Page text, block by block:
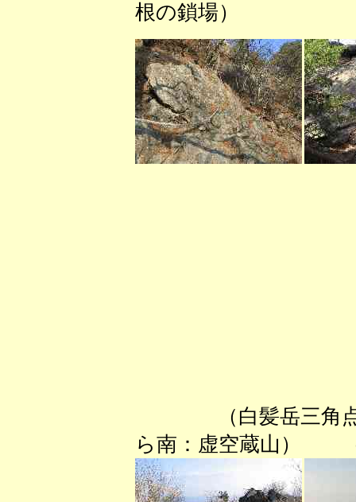
根の鎖場）
（白髪岳三
ら南：虚空蔵山） （